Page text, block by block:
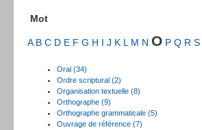
Mot
A B C D E F G H I J K L M N O P Q R S
Oral (34)
Ordre scriptural (2)
Organisation textuelle (8)
Orthographe (9)
Orthographe grammaticale (5)
Ouvrage de référence (7)